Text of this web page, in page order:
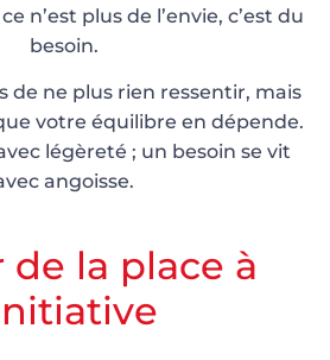
n’est plus de l’envie, c’est du
besoin.
de ne plus rien ressentir, mais
votre équilibre en dépende.
légèreté ; un besoin se vit
angoisse.
de la place à